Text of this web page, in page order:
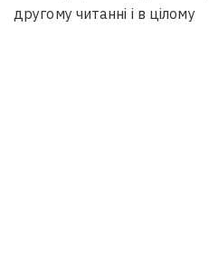
другому читанні і в цілому